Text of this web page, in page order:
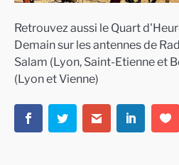
Retrouvez aussi le Quart
Demain sur les antennes de
Salam (Lyon, Saint-Etienne et
(Lyon et Vienne)